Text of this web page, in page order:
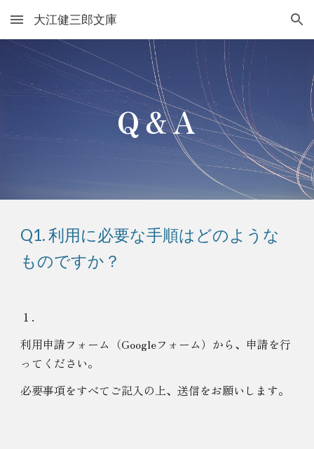
Skip to main content Skip to navigation
大江健三郎文庫
Q＆A
Q1. 利用に必要な手順はどのような
ものですか？
１.
利用申請フォーム（Googleフォーム）から、申請を行
ってください。
必要事項をすべてご記入の上、送信をお願いします。